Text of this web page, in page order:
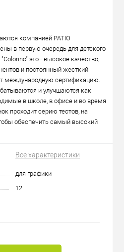
компанией PATIO
в первую очередь для детского
это - высокое качество,
и постоянный жесткий
международную сертификацию.
и улучшаются как
в школе, в офисе и во время
проходит серию тестов, на
обеспечить самый высокий
Все характеристики
для графики
12